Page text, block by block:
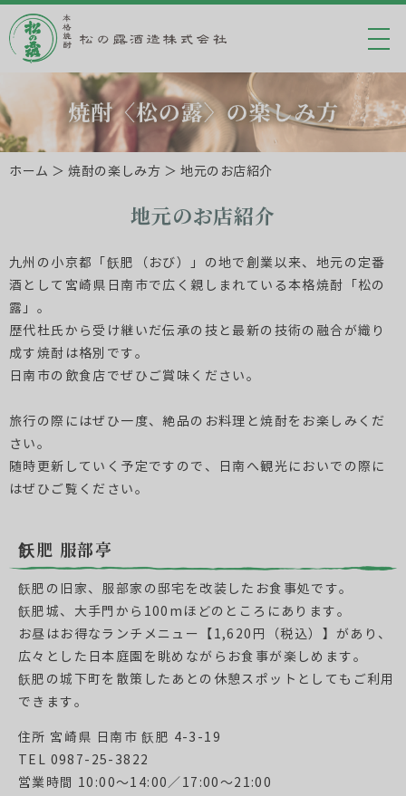
ホーム ＞ 焼酎の楽しみ方 ＞ 地元のお店紹介
地元のお店紹介
九州の小京都「飫肥（おび）」の地で創業以来、地元の定番
酒として宮崎県日南市で広く親しまれている本格焼酎「松の
露」。
歴代杜氏から受け継いだ伝承の技と最新の技術の融合が織り
成す焼酎は格別です。
日南市の飲食店でぜひご賞味ください。
旅行の際にはぜひ一度、絶品のお料理と焼酎をお楽しみくだ
さい。
随時更新していく予定ですので、日南へ観光においでの際に
はぜひご覧ください。
飫肥 服部亭
飫肥の旧家、服部家の邸宅を改装したお食事処です。
飫肥城、大手門から100mほどのところにあります。
お昼はお得なランチメニュー【1,620円（税込）】があり、
広々とした日本庭園を眺めながらお食事が楽しめます。
飫肥の城下町を散策したあとの休憩スポットとしてもご利用
できます。
住所 宮崎県 日南市 飫肥 4-3-19
TEL 0987-25-3822
営業時間 10:00～14:00／17:00～21:00